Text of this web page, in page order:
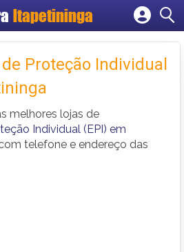
Itapetininga
Cadastrar empresa
Criar conta
Proteção Individual
melhores lojas de
Individual (EPI) em
telefone e endereço das